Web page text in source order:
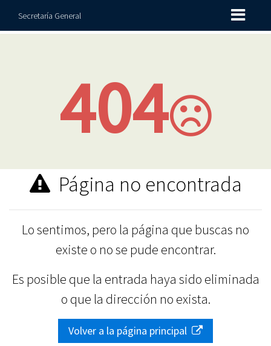
Secretaría General
404
Página no encontrada
Lo sentimos, pero la página que buscas no
existe o no se pude encontrar.
Es posible que la entrada haya sido eliminada
o que la dirección no exista.
Volver a la página principal